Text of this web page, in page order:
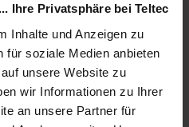
Ihre Privatsphäre bei Teltec
Inhalte und Anzeigen zu
für soziale Medien anbieten
unsere Website zu
wir Informationen zu Ihrer
an unsere Partner für
12280030
€ 9,10